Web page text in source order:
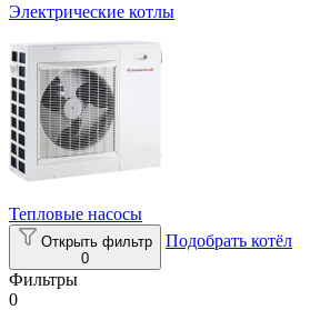
Электрические котлы
Тепловые насосы
Открыть фильтр
0
Подобрать котёл
Фильтры
0